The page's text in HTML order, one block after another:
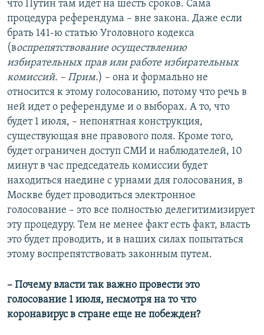
что Путин там идет на шесть сроков. Сама
процедура референдума – вне закона. Даже если
брать 141-ю статью Уголовного кодекса
(воспрепятствование осуществлению
избирательных прав или работе избирательных
комиссий. – Прим.) – она и формально не
относится к этому голосованию, потому что речь в
ней идет о референдуме и о выборах. А то, что
будет 1 июля, – непонятная конструкция,
существующая вне правового поля. Кроме того,
будет ограничен доступ СМИ и наблюдателей, 10
минут в час председатель комиссии будет
находиться наедине с урнами для голосования, в
Москве будет проводиться электронное
голосование – это все полностью делегитимизирует
эту процедуру. Тем не менее факт есть факт, власть
это будет проводить, и в наших силах попытаться
этому воспрепятствовать законным путем.
– Почему власти так важно провести это
голосование 1 июля, несмотря на то что
коронавирус в стране еще не побежден?